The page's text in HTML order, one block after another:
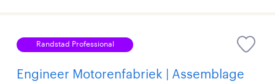
Randstad Professional
Engineer Motorenfabriek | Assemblage